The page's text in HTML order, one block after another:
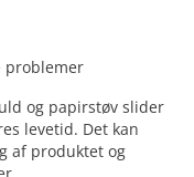
problemer
og papirstøv slider
levetid. Det kan
af produktet og